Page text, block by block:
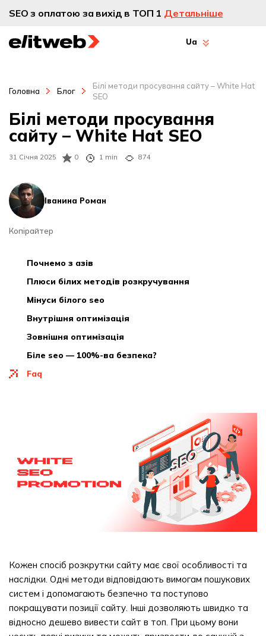
SEO з оплатою за вихід в ТОП 1 Детальніше
Ua
Головна Блог
Білі методи просування сайту – White Hat
SEO
31 Січня 2025 0 1 min 874
Іванина Роман
Копірайтер
Білі методи просування
сайту – White Hat SEO
почнемо з азів
плюси білих методів розкручування
мінуси білого seo
внутрішня оптимізація
зовнішня оптимізація
біле seo — 100%-ва безпека?
faq
Кожен спосіб розкрутки сайту має свої особливості та
наслідки. Одні методи відповідають вимогам пошукових
систем і допомагають безпечно та поступово
покращувати позиції сайту. Інші дозволяють швидко та
відносно дешево вивести сайт в топ. При цьому вони